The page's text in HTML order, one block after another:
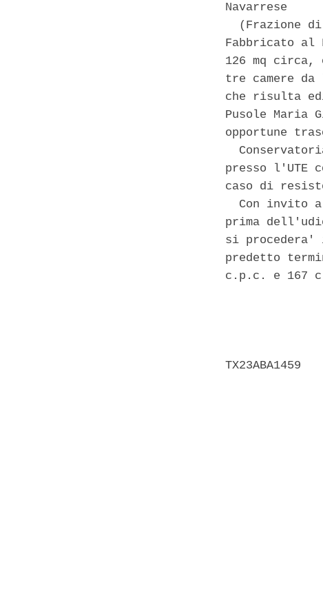
Navarrese
(Frazione
Fabbricato
126 mq
tre camere
che risulta
Pusole Maria
opportune
presso l'UTE
caso di
Con invito
prima
si
predetto
c.p.c. e 167